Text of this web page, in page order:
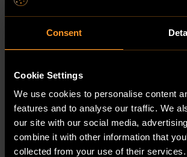
Consent
Cookie Settings
We use cookies to personalise content
features and to analyse our traffic. We
our site with our social media,
combine it with other information that
collected from your use of their services.